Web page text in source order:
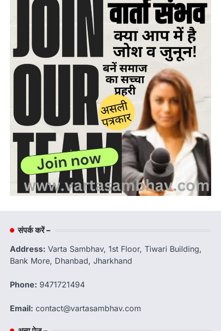
संपर्क करें –
Address: Varta Sambhav, 1st Floor, Tiwari Building,
Bank More, Dhanbad, Jharkhand
Phone: 9471721494
Email: contact@vartasambhav.com